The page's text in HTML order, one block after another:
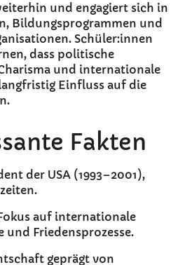
und engagiert sich in
Bildungsprogrammen und
Schüler:innen
dass politische
und internationale
Einfluss auf die
Fakten
der USA (1993–2001),
auf internationale
und Friedensprozesse.
geprägt von